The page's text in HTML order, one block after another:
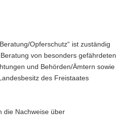
Opferschutz“ ist zuständig
von besonders gefährdeten
und Behörden/Ämtern sowie
des Freistaates
die Nachweise über